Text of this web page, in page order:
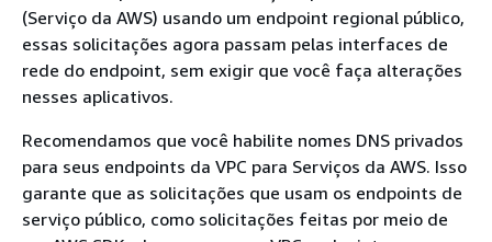
(Serviço da AWS) usando um endpoint regional público,
essas solicitações agora passam pelas interfaces de
rede do endpoint, sem exigir que você faça alterações
nesses aplicativos.
Recomendamos que você habilite nomes DNS privados
para seus endpoints da VPC para Serviços da AWS. Isso
garante que as solicitações que usam os endpoints de
serviço público, como solicitações feitas por meio de